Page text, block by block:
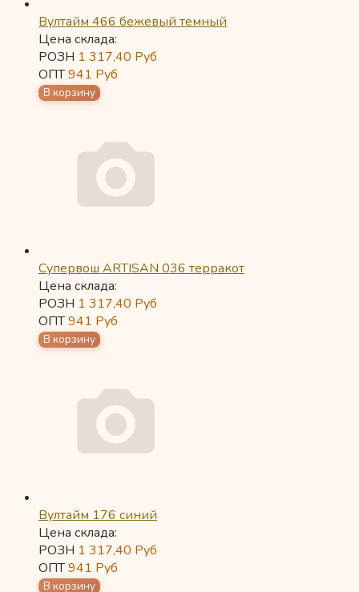
Вултайм 466 бежевый темный
Цена склада:
РОЗН 1 317,40 Руб
ОПТ941 Руб
Супервош ARTISAN 036 терракот
Цена склада:
РОЗН 1 317,40 Руб
ОПТ941 Руб
Вултайм 176 синий
Цена склада:
РОЗН 1 317,40 Руб
ОПТ941 Руб